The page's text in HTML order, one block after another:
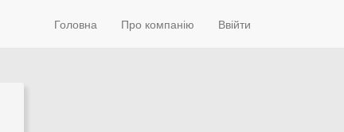
Головна Про компанію Ввійти